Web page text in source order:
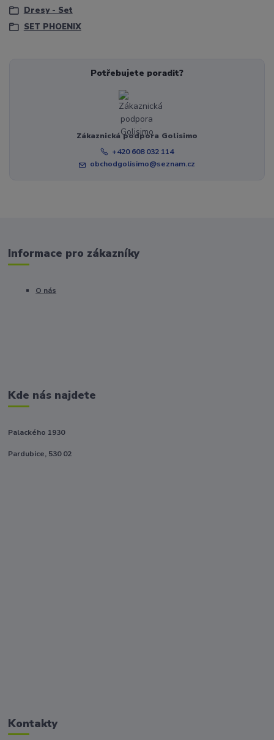
Dresy - Set
SET PHOENIX
Potřebujete poradit?
Zákaznická podpora Golisimo
+420 608 032 114
obchodgolisimo@seznam.cz
Informace pro zákazníky
O nás
Kde nás najdete
Palackého 1930
Pardubice, 530 02
Kontakty